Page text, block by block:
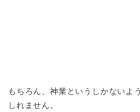
もちろん、神業というしかないよ
しれません。